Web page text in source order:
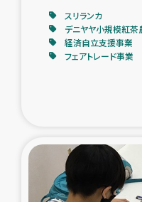
レバノンでのシリア
海外ル
復
スリランカ
デニヤヤ小規模紅
経済自立支援事業
フェアトレード事業